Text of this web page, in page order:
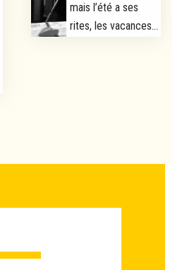
mais l’été a ses
rites, les vacances...